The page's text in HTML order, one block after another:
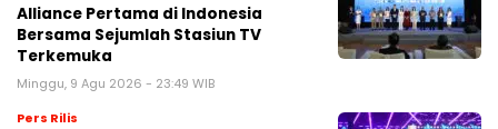
Alliance Pertama di Indonesia
Bersama Sejumlah Stasiun TV
Terkemuka
Minggu, 9 Agu 2026 - 23:49 WIB
Pers Rilis